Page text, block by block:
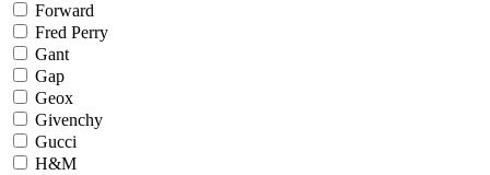
Forward
Fred Perry
Gant
Gap
Geox
Givenchy
Gucci
H&M